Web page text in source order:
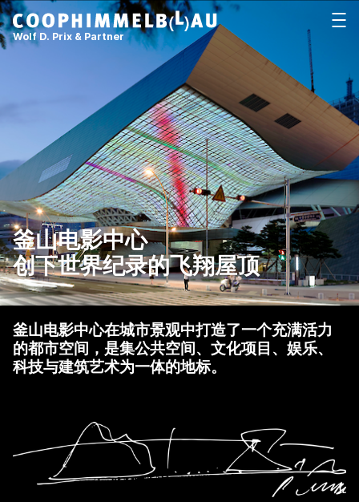
Coop Himmelb(l)au
Wolf D. Prix & Partner
打开
釜山电影中心
创下世界纪录的飞翔屋顶
釜山电影中心在城市景观中打造了一个充满活力
的都市空间，是集公共空间、文化项目、娱乐、
科技与建筑艺术为一体的地标。